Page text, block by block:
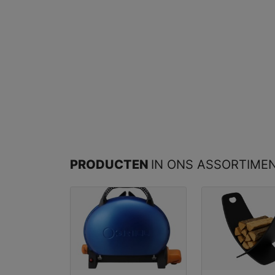
PRODUCTEN IN ONS